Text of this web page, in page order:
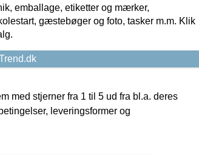
emballage, etiketter og mærker,
gæstebøger og foto, tasker m.m. Klik
med stjerner fra 1 til 5 ud fra bl.a. deres
leveringsformer og